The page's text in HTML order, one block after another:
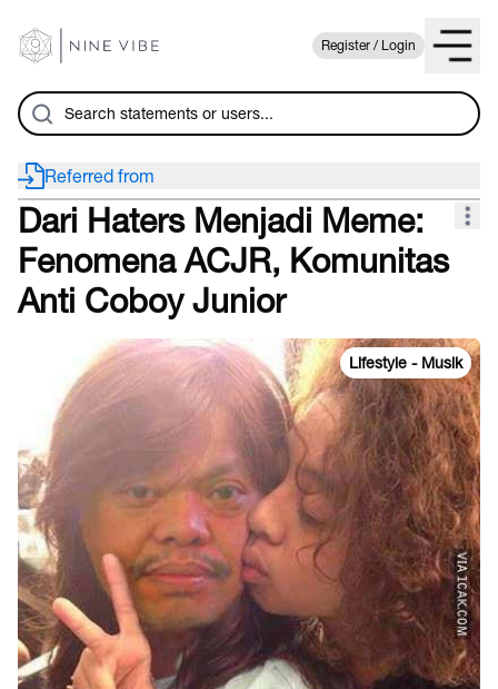
Register / Login
Dari Haters Menjadi Meme:
Fenomena ACJR, Komunitas
Anti Coboy Junior
Lifestyle - Musik
Referred from